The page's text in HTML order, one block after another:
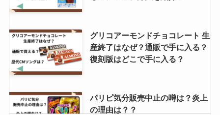
グリコアーモンドチョコレート 生
産終了はなぜ？通販で手に入る？
復刻版はどこで手に入る？
パリピ気分販売中止の噂は？炎上
の理由は？？